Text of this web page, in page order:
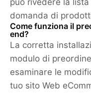
domanda di
Come funziona il
end?
La corretta
modulo di
esaminare le
tuo sito Web